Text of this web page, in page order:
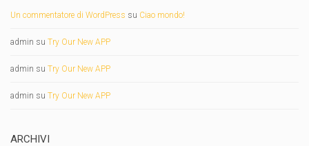
Un commentatore di WordPress su Ciao mondo!
admin su Try Our New APP
admin su Try Our New APP
admin su Try Our New APP
ARCHIVI